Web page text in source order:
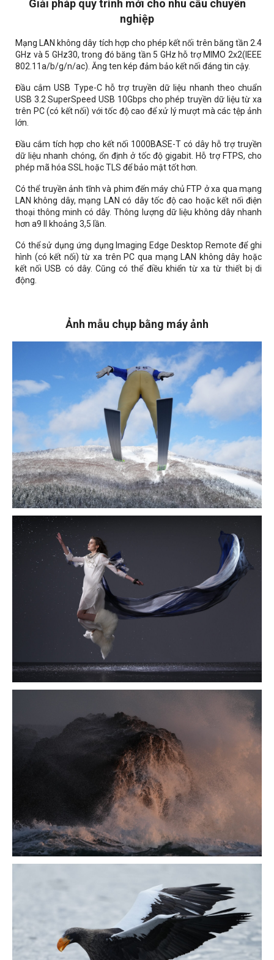
Giải pháp quy trình mới cho nhu cầu chuyên
nghiệp
Mạng LAN không dây tích hợp cho phép kết nối trên băng tần 2.4
GHz và 5 GHz30, trong đó băng tần 5 GHz hỗ trợ MIMO 2x2(IEEE
802.11a/b/g/n/ac). Ăng ten kép đảm bảo kết nối đáng tin cậy.
Đầu cắm USB Type-C hỗ trợ truyền dữ liệu nhanh theo chuẩn
USB 3.2 SuperSpeed USB 10Gbps cho phép truyền dữ liệu từ xa
trên PC (có kết nối) với tốc độ cao để xử lý mượt mà các tệp ảnh
lớn.
Đầu cắm tích hợp cho kết nối 1000BASE-T có dây hỗ trợ truyền
dữ liệu nhanh chóng, ổn định ở tốc độ gigabit. Hỗ trợ FTPS, cho
phép mã hóa SSL hoặc TLS để bảo mật tốt hơn.
Có thể truyền ảnh tĩnh và phim đến máy chủ FTP ở xa qua mạng
LAN không dây, mạng LAN có dây tốc độ cao hoặc kết nối điện
thoại thông minh có dây. Thông lượng dữ liệu không dây nhanh
hơn a9 II khoảng 3,5 lần.
Có thể sử dụng ứng dụng Imaging Edge Desktop Remote để ghi
hình (có kết nối) từ xa trên PC qua mạng LAN không dây hoặc
kết nối USB có dây. Cũng có thể điều khiển từ xa từ thiết bị di
động.
Ảnh mẫu chụp bằng máy ảnh